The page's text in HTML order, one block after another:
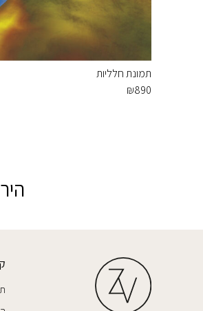
תמונת חלליות
₪890